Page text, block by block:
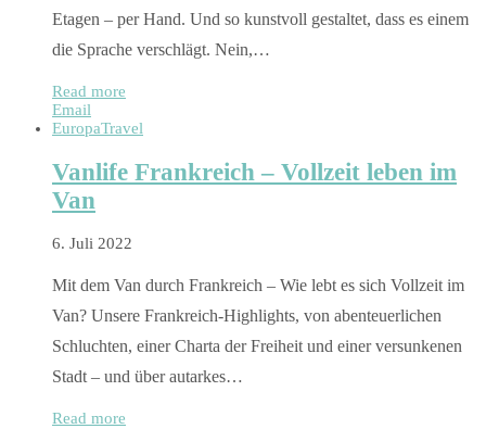
Etagen – per Hand. Und so kunstvoll gestaltet, dass es einem
die Sprache verschlägt. Nein,…
Read more
Email
EuropaTravel
Vanlife Frankreich – Vollzeit leben im
Van
6. Juli 2022
Mit dem Van durch Frankreich – Wie lebt es sich Vollzeit im
Van? Unsere Frankreich-Highlights, von abenteuerlichen
Schluchten, einer Charta der Freiheit und einer versunkenen
Stadt – und über autarkes…
Read more